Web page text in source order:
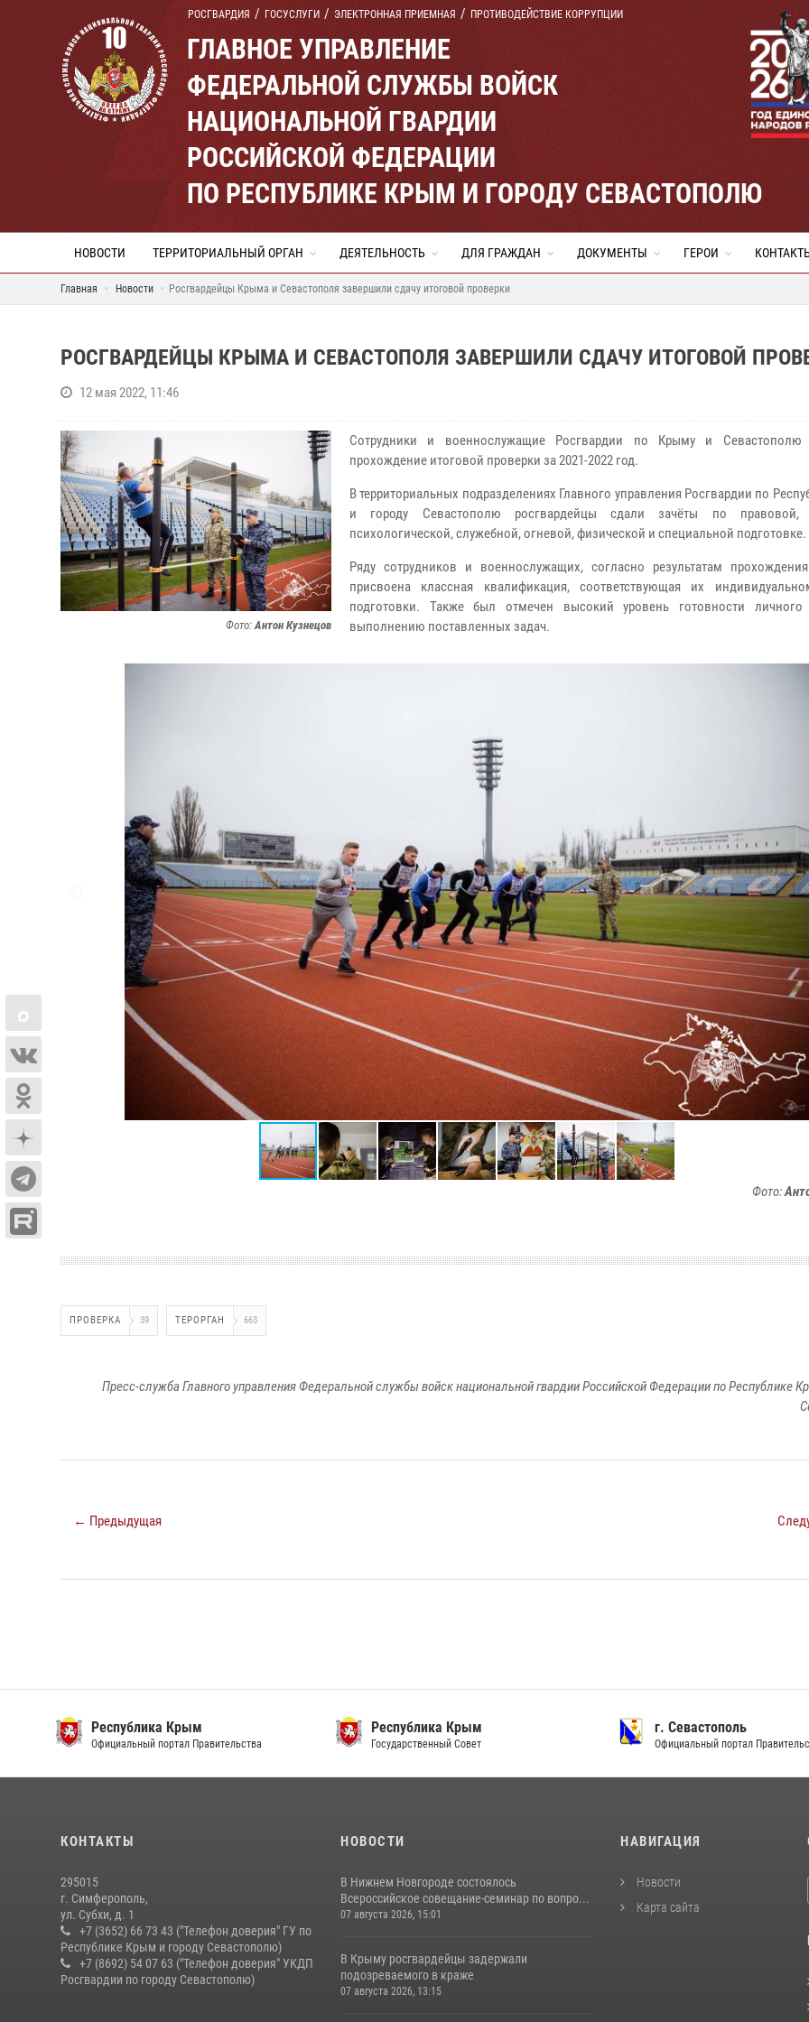
РОСГВАРДИЯ ГОСУСЛУГИ ЭЛЕКТРОННАЯ ПРИЕМНАЯ ПРОТИВОДЕЙСТВИЕ КОРРУПЦИИ
ГЛАВНОЕ УПРАВЛЕНИЕ
ФЕДЕРАЛЬНОЙ СЛУЖБЫ ВОЙСК
НАЦИОНАЛЬНОЙ ГВАРДИИ
РОССИЙСКОЙ ФЕДЕРАЦИИ
ПО РЕСПУБЛИКЕ КРЫМ И ГОРОДУ СЕВАСТОПОЛЮ
НОВОСТИ ТЕРРИТОРИАЛЬНЫЙ ОРГАН ДЕЯТЕЛЬНОСТЬ ДЛЯ ГРАЖДАН ДОКУМЕНТЫ ГЕРОИ
Главная Новости Росгвардейцы Крыма и Севастополя завершили сдачу итоговой проверки
РОСГВАРДЕЙЦЫ КРЫМА И СЕВАСТОПОЛЯ ЗАВЕРШИЛИ СДАЧУ ИТОГОВОЙ
12 мая 2022, 11:46
Фото:Антон Кузнецов
Сотрудники и военнослужащие Росгвардии по Крыму и Севастополю
прохождение итоговой проверки за 2021-2022 год.
В территориальных подразделениях Главного управления Росгвардии по
и городу Севастополю росгвардейцы сдали зачёты по правовой,
психологической, служебной, огневой, физической и специальной подготовке.
Ряду сотрудников и военнослужащих, согласно результатам
присвоена классная квалификация, соответствующая их
подготовки. Также был отмечен высокий уровень готовности личного
выполнению поставленных задач.
Фото:
ПРОВЕРКА 39 ТЕРОРГАН 663
Пресс-служба Главного управления Федеральной службы войск национальной гвардии Российской Федерации по Республике
← Предыдущая
Республика Крым
Официальный портал Правительства
Республика Крым
Государственный Совет
г. Севастополь
Официальный портал
КОНТАКТЫ
295015
г. Симферополь,
ул. Субхи, д. 1
+7 (3652) 66 73 43 ("Телефон доверия" ГУ по
Республике Крым и городу Севастополю)
+7 (8692) 54 07 63 ("Телефон доверия" УКДП
Росгвардии по городу Севастополю)
НОВОСТИ
В Нижнем Новгороде состоялось
Всероссийское совещание-семинар по вопро...
07 августа 2026, 15:01
В Крыму росгвардейцы задержали
подозреваемого в краже
07 августа 2026, 13:15
НАВИГАЦИЯ
Новости
Карта сайта